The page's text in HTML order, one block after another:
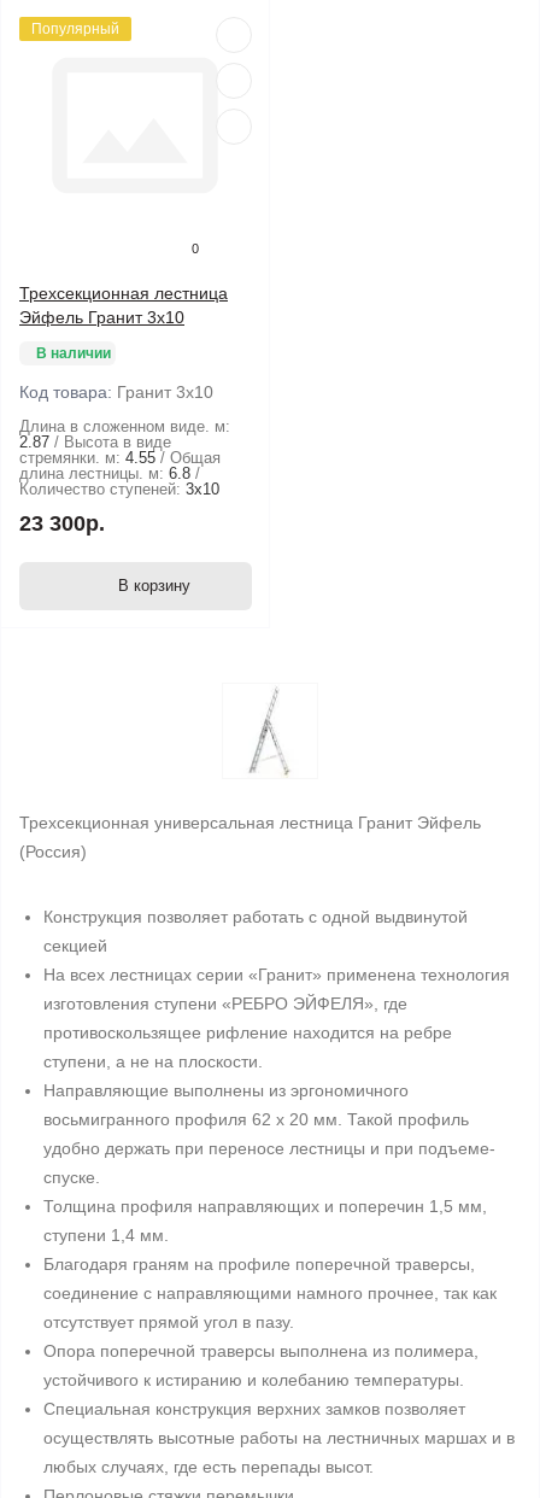
Популярный
0
Трехсекционная лестница
Эйфель Гранит 3х10
В наличии
Код товара: Гранит 3х10
Длина в сложенном виде. м:
2.87
Высота в виде
стремянки. м: 4.55
Общая
длина лестницы. м: 6.8
Количество ступеней: 3х10
23 300р.
В корзину
Трехсекционная универсальная лестница Гранит Эйфель
(Россия)
Конструкция позволяет работать с одной выдвинутой
секцией
На всех лестницах серии «Гранит» применена технология
изготовления ступени «РЕБРО ЭЙФЕЛЯ», где
противоскользящее рифление находится на ребре
ступени, а не на плоскости.
Направляющие выполнены из эргономичного
восьмигранного профиля 62 x 20 мм. Такой профиль
удобно держать при переносе лестницы и при подъеме-
спуске.
Толщина профиля направляющих и поперечин 1,5 мм,
ступени 1,4 мм.
Благодаря граням на профиле поперечной траверсы,
соединение с направляющими намного прочнее, так как
отсутствует прямой угол в пазу.
Опора поперечной траверсы выполнена из полимера,
устойчивого к истиранию и колебанию температуры.
Специальная конструкция верхних замков позволяет
осуществлять высотные работы на лестничных маршах и в
любых случаях, где есть перепады высот.